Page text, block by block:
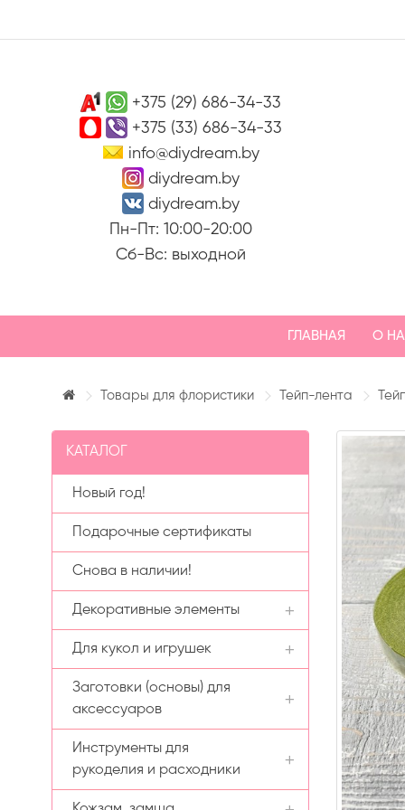
+375 (29) 686-34-33
+375 (33) 686-34-33
info@diydream.by
diydream.by
diydream.by
Пн-Пт: 10:00-20:00
Сб-Вс: выходной
ГЛАВНАЯ О
Товары для флористики Тейп-лента
КАТАЛОГ
Новый год!
Подарочные сертификаты
Снова в наличии!
Декоративные элементы
Вязаные цветочки
Бусины
Бисер Preciosa (Чехия)
Бисер Preciosa (Чехия)
глянцевый
Кабошоны
Кабошоны-вырубка
Пайетки
Для кукол и игрушек
Аксессуары для кукол
Ткани для тела
Трессы (волосы) для кукол
Заготовки (основы) для
аксессуаров
Заколки
Заколки в ленте
Ободки
Инструменты для
рукоделия и расходники